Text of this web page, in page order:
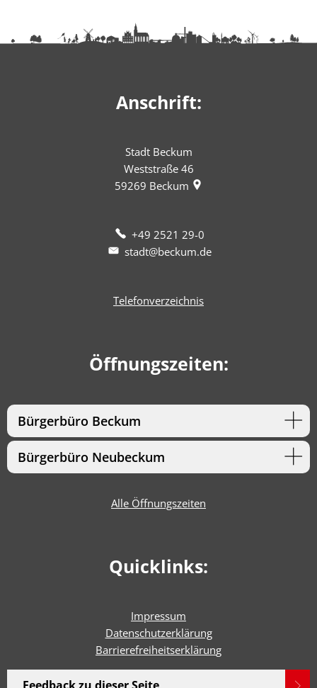
Anschrift:
Stadt Beckum
Weststraße 46
59269 Beckum
+49 2521 29-0
stadt@beckum.de
Telefonverzeichnis
Öffnungszeiten:
Bürgerbüro Beckum
Bürgerbüro Neubeckum
Alle Öffnungszeiten
Quicklinks:
Impressum
Datenschutzerklärung
Barrierefreiheitserklärung